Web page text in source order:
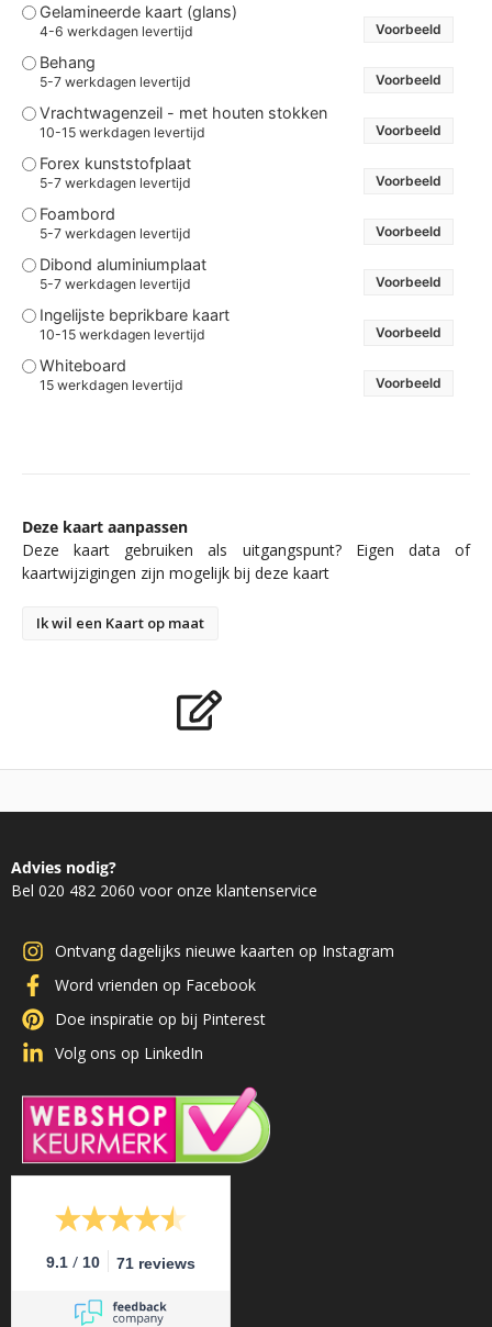
Gelamineerde kaart (glans)
4-6 werkdagen levertijd Voorbeeld
Behang
5-7 werkdagen levertijd Voorbeeld
Vrachtwagenzeil - met houten stokken
10-15 werkdagen levertijd Voorbeeld
Forex kunststofplaat
5-7 werkdagen levertijd Voorbeeld
Foambord
5-7 werkdagen levertijd Voorbeeld
Dibond aluminiumplaat
5-7 werkdagen levertijd Voorbeeld
Ingelijste beprikbare kaart
10-15 werkdagen levertijd Voorbeeld
Whiteboard
15 werkdagen levertijd Voorbeeld
Deze kaart aanpassen
Deze kaart gebruiken als uitgangspunt? Eigen data of
kaartwijzigingen zijn mogelijk bij deze kaart
Ik wil een Kaart op maat
Advies nodig?
Bel 020 482 2060 voor onze klantenservice
Ontvang dagelijks nieuwe kaarten op Instagram
Word vrienden op Facebook
Doe inspiratie op bij Pinterest
Volg ons op LinkedIn
9.1 / 10 71 reviews